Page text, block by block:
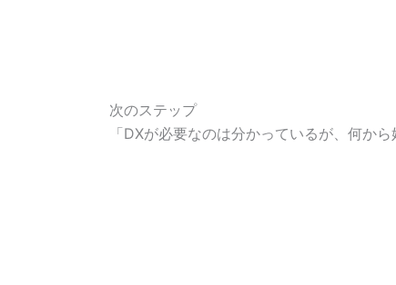
次のステップ
「DXが必要なのは分かっているが、何か